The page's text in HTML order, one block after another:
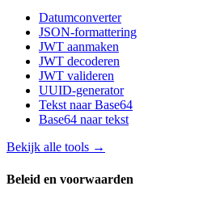
Datumconverter
JSON-formattering
JWT aanmaken
JWT decoderen
JWT valideren
UUID-generator
Tekst naar Base64
Base64 naar tekst
Bekijk alle tools →
Beleid en voorwaarden